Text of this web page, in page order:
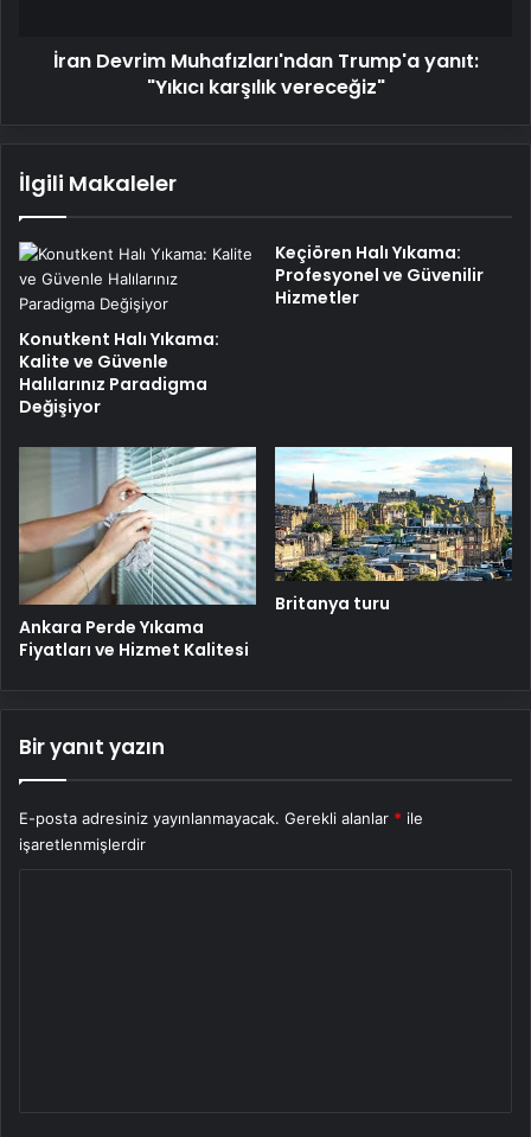
İran Devrim Muhafızları'ndan Trump'a yanıt:
"Yıkıcı karşılık vereceğiz"
İlgili Makaleler
Konutkent Halı Yıkama:
Kalite ve Güvenle
Halılarınız Paradigma
Değişiyor
Keçiören Halı Yıkama:
Profesyonel ve Güvenilir
Hizmetler
Ankara Perde Yıkama
Fiyatları ve Hizmet Kalitesi
Britanya turu
Bir yanıt yazın
E-posta adresiniz yayınlanmayacak. Gerekli alanlar * ile
işaretlenmişlerdir